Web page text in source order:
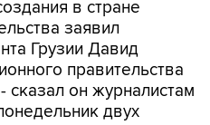
Грузии Давид
правительства
он журналистам
двух
По словам
будет нормальный